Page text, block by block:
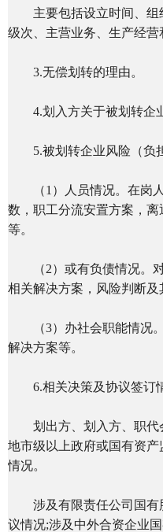
主要包括设立时间、组
级次、主营业务、生产经营
3.无偿划转的理由。
4.划入方关于被划转企业
5.被划转企业风险（负担
（1）人员情况。在岗人
数，职工分流安置方案，
等。
（2）或有负债情况。对
相关解决方案，风险判断及
（3）办社会职能情况。
解决方案等。
6.相关决策及协议签订情
划出方、划入方、职代
地市级以上政府或国有资产
情况。
涉及有限责任公司国有
议情况;涉及中外合资企业